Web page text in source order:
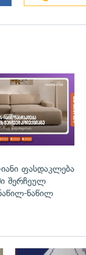
ფასდაკლება
შერჩეულ
ნაწილ